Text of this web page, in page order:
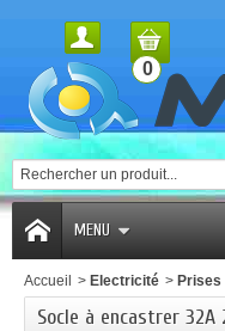
0
MENU
Accueil > Electricité > Prises
Socle à encastrer 32A